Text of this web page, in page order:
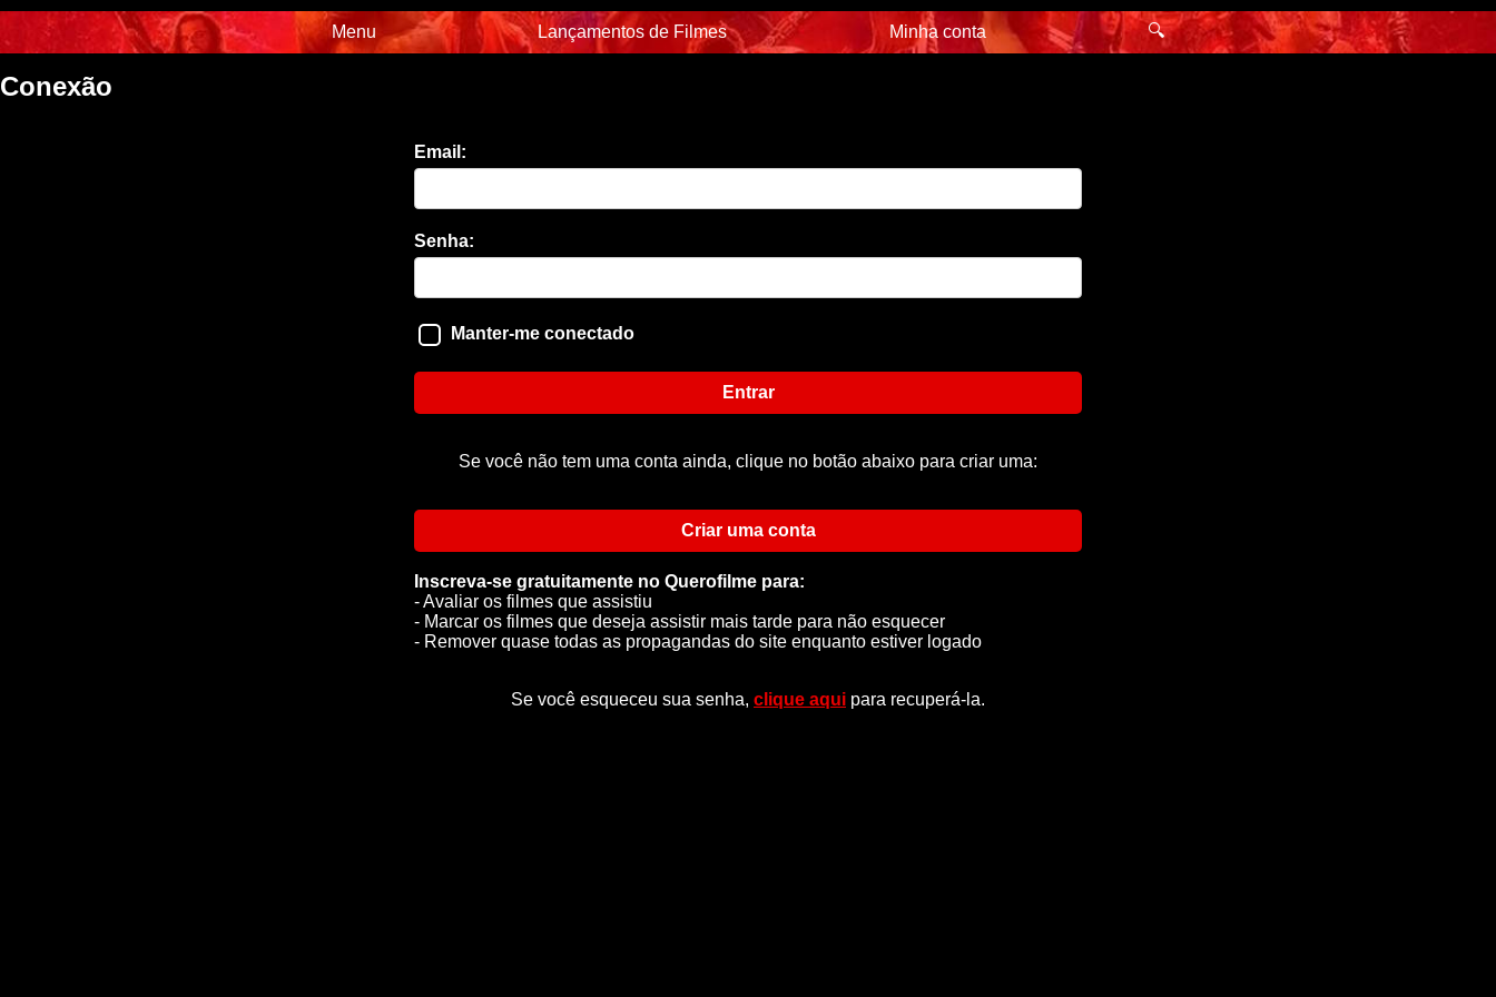
Menu Lançamentos de Filmes Minha conta 🔍
Conexão
Email:
Senha:
Manter-me conectado
Entrar
Se você não tem uma conta ainda, clique no botão abaixo para criar uma:
Criar uma conta
Inscreva-se gratuitamente no Querofilme para:
- Avaliar os filmes que assistiu
- Marcar os filmes que deseja assistir mais tarde para não esquecer
- Remover quase todas as propagandas do site enquanto estiver logado
Se você esqueceu sua senha, clique aqui para recuperá-la.